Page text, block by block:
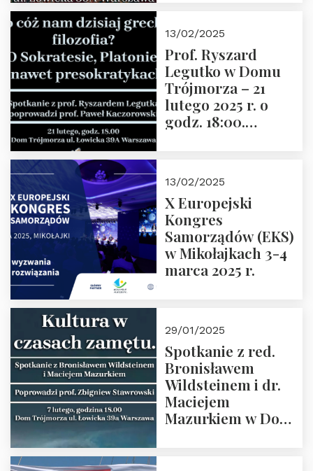
13/02/2025
Prof. Ryszard
Legutko w Domu
Trójmorza – 21
lutego 2025 r. o
godz. 18:00.
Zapraszamy
13/02/2025
X Europejski
Kongres
Samorządów (EKS)
w Mikołajkach 3-4
marca 2025 r.
29/01/2025
Spotkanie z red.
Bronisławem
Wildsteinem i dr.
Maciejem
Mazurkiem w Domu